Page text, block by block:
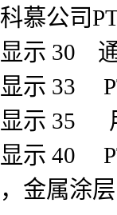
科慕公司
显示 30
显示 33
显示 35
显示 40
，金属涂